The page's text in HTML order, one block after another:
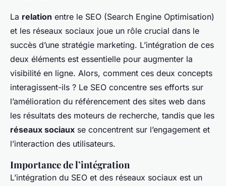
La relation entre le SEO (Search Engine Optimisation)
et les réseaux sociaux joue un rôle crucial dans le
succès d’une stratégie marketing. L’intégration de ces
deux éléments est essentielle pour augmenter la
visibilité en ligne. Alors, comment ces deux concepts
interagissent-ils ? Le SEO concentre ses efforts sur
l’amélioration du référencement des sites web dans
les résultats des moteurs de recherche, tandis que les
réseaux sociaux se concentrent sur l’engagement et
l’interaction des utilisateurs.
Importance de l’intégration
L’intégration du SEO et des réseaux sociaux est un